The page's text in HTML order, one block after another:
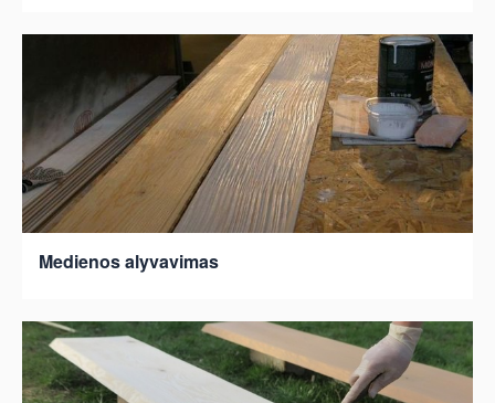
Medienos alyvavimas